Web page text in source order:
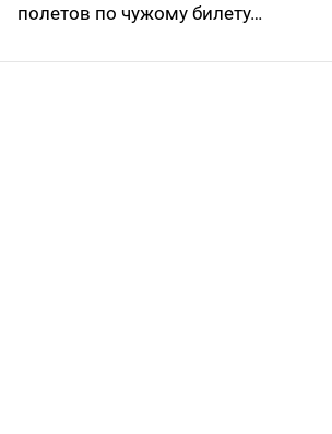
полетов по чужому билету…